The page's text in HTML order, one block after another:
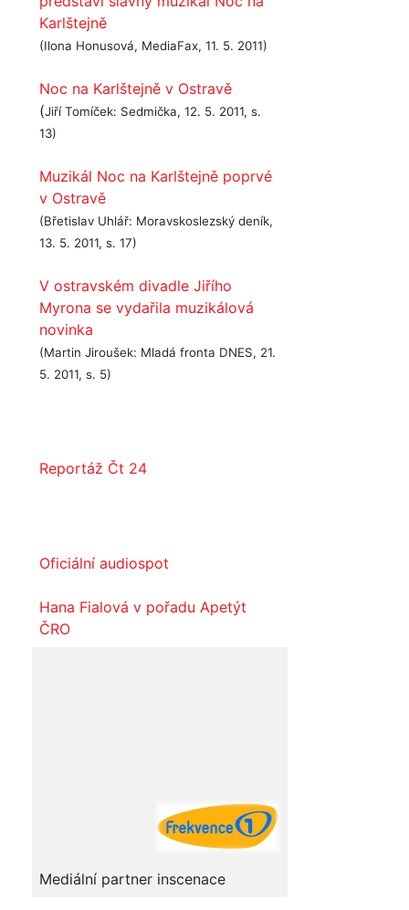
Karlštejně
(Ilona Honusová, MediaFax, 11. 5. 2011)
Noc na Karlštejně v Ostravě
(Jiří Tomíček: Sedmička, 12. 5. 2011, s.
13)
Muzikál Noc na Karlštejně poprvé
v Ostravě
(Břetislav Uhlář: Moravskoslezský deník,
13. 5. 2011, s. 17)
V ostravském divadle Jiřího
Myrona se vydařila muzikálová
novinka
(Martin Jiroušek: Mladá fronta DNES, 21.
5. 2011, s. 5)
Reportáž Čt 24
Oficiální audiospot
Hana Fialová v pořadu Apetýt
ČRO
Mediální partner inscenace